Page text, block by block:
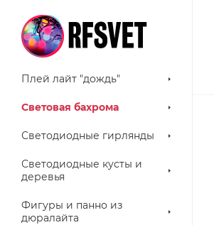
Плей лайт "дождь"
Световая бахрома
Светодиодные гирлянды
Светодиодные кусты и
деревья
Фигуры и панно из
дюралайта